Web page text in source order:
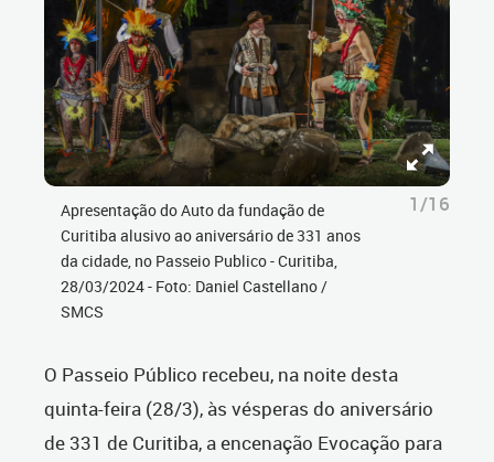
Apresentação do Auto da fundação de
Curitiba alusivo ao aniversário de 331 anos
da cidade, no Passeio Publico - Curitiba,
28/03/2024 - Foto: Daniel Castellano /
SMCS
1/16
O Passeio Público recebeu, na noite desta
quinta-feira (28/3), às vésperas do aniversário
de 331 de Curitiba, a encenação Evocação para